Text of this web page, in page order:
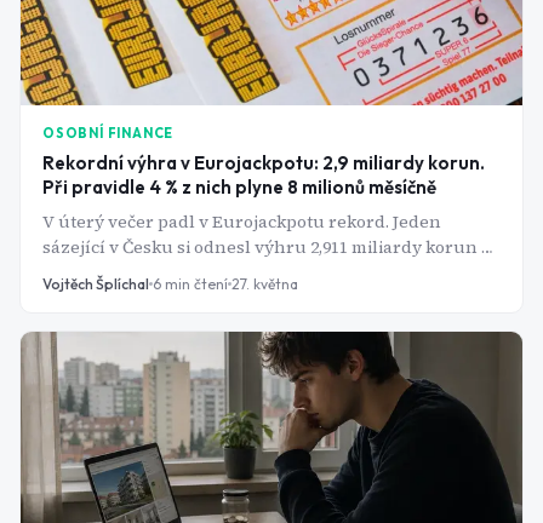
OSOBNÍ FINANCE
Rekordní výhra v Eurojackpotu: 2,9 miliardy korun.
Při pravidle 4 % z nich plyne 8 milionů měsíčně
V úterý večer padl v Eurojackpotu rekord. Jeden
sázející v Česku si odnesl výhru 2,911 miliardy korun a
po zaplacení 15% srážkové daně mu zbyde přibližně
2,47 miliardy. Co s takovým majetkem udělat, je naprosto
miliardy korun generovat příjem pro každou další
generaci, bez nutnosti sáhnout na jistinu.
Vojtěch Šplíchal 6 min čtení 27. května